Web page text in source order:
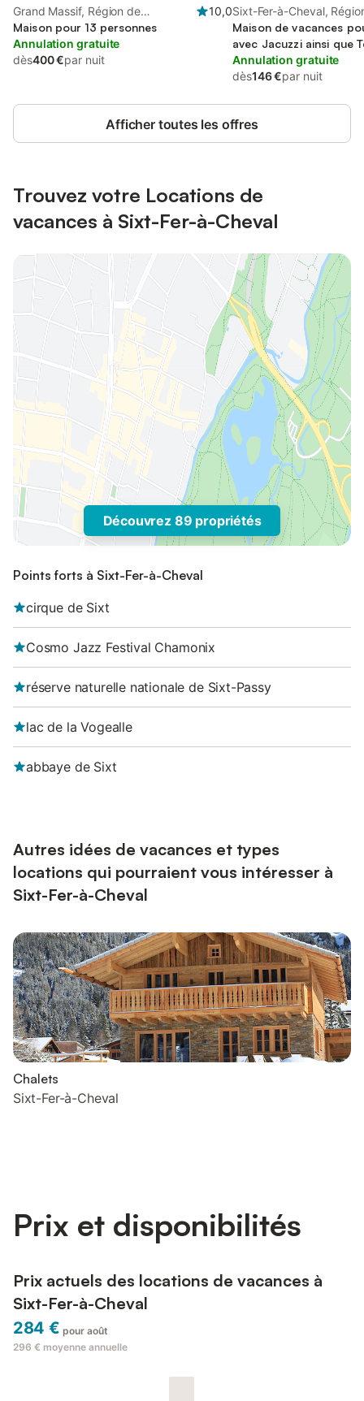
Grand Massif, Région de
Bonneville
10,0
Maison pour 13 personnes
Annulation gratuite
dès400 €par nuit
Sixt-Fer-à-Cheval,
Maison de vacances
avec Jacuzzi ainsi que
Jardin
Annulation gratuite
dès146 €par nuit
Afficher toutes les offres
Trouvez votre Locations de
vacances à Sixt-Fer-à-Cheval
Découvrez 89 propriétés
Points forts à Sixt-Fer-à-Cheval
cirque de Sixt
Cosmo Jazz Festival Chamonix
réserve naturelle nationale de Sixt-Passy
lac de la Vogealle
abbaye de Sixt
Autres idées de vacances et types
locations qui pourraient vous intéresser à
Sixt-Fer-à-Cheval
Chalets
Sixt-Fer-à-Cheval
Prix et disponibilités
Prix actuels des locations de vacances à
Sixt-Fer-à-Cheval
284 € pour août
296 € moyenne annuelle